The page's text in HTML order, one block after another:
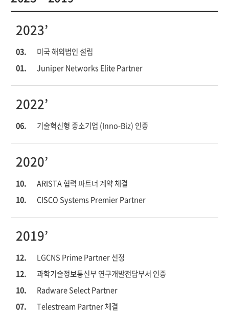
2023’
03.
미국 해외법인 설립
01.
Juniper Networks Elite Partner
2022’
06. 기술혁신형 중소기업 (Inno-Biz) 인증
2020’
10.
ARISTA 협력 파트너 계약 체결
10.
CISCO Systems Premier Partner
2019’
12.
LGCNS Prime Partner 선정
12.
과학기술정보통신부 연구개발전담부서 인증
10.
Radware Select Partner
07.
Telestream Partner 체결